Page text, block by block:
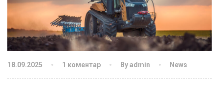
18.09.2025 1 коментар By admin News